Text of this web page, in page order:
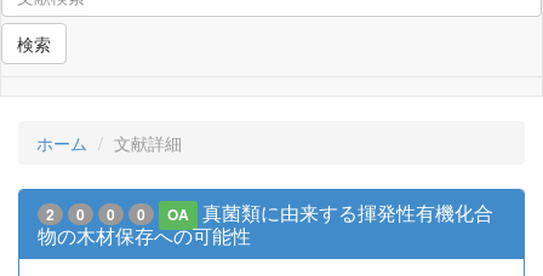
検索
ホーム 文献詳細
2 0 0 0 OA
真菌類に由来する揮発性有機化合
物の木材保存への可能性